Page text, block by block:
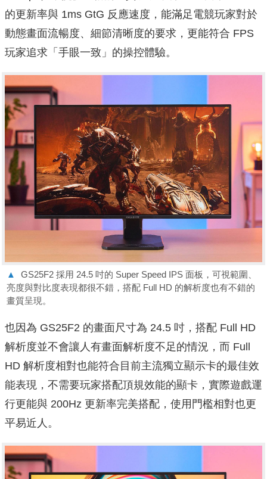
的更新率與 1ms GtG 反應速度，能滿足電競玩家對於
動態畫面流暢度、細節清晰度的要求，更能符合 FPS
玩家追求「手眼一致」的操控體驗。
▲
GS25F2 採用 24.5 吋的 Super Speed IPS 面板，可視範圍、
亮度與對比度表現都很不錯，搭配 Full HD 的解析度也有不錯的
畫質呈現。
也因為 GS25F2 的畫面尺寸為 24.5 吋，搭配 Full HD
解析度並不會讓人有畫面解析度不足的情況，而 Full
HD 解析度相對也能符合目前主流獨立顯示卡的最佳效
能表現，不需要玩家搭配頂規效能的顯卡，實際遊戲運
行更能與 200Hz 更新率完美搭配，使用門檻相對也更
平易近人。